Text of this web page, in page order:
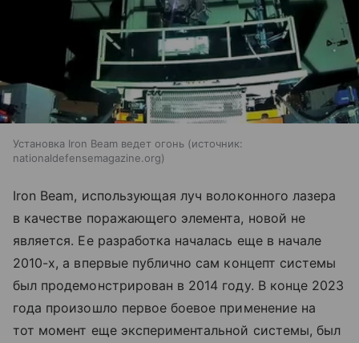
Установка Iron Beam ведет огонь
источник:
nationaldefensemagazine.org
Iron Beam, использующая луч волоконного лазера
в качестве поражающего элемента, новой не
является. Ее разработка началась еще в начале
2010-х, а впервые публично сам концепт системы
был продемонстрирован в 2014 году. В конце 2023
года произошло первое боевое применение на
тот момент еще экспериментальной системы, был